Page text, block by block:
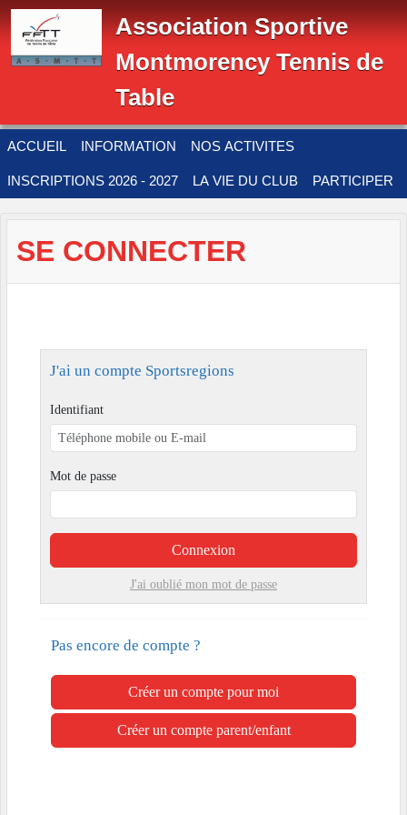
Association Sportive
Montmorency Tennis de
Table
ACCUEIL INFORMATION NOS ACTIVITES
INSCRIPTIONS 2026 - 2027 LA VIE DU CLUB PARTICIPER
SE CONNECTER
J'ai un compte Sportsregions
Identifiant
Mot de passe
Connexion
J'ai oublié mon mot de passe
Pas encore de compte ?
Créer un compte pour moi
Créer un compte parent/enfant
Panneau de gestion des cookies